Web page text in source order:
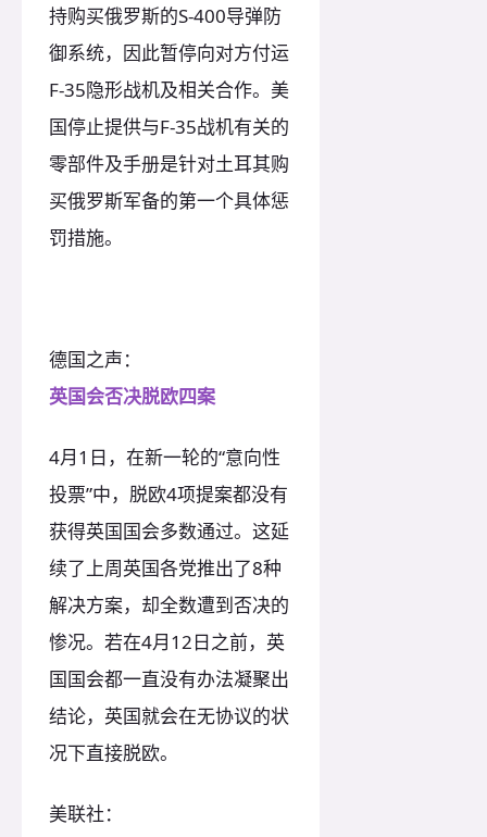
持购买俄罗斯的S-400导弹防
御系统，因此暂停向对方付运
F-35隐形战机及相关合作。美
国停止提供与F-35战机有关的
零部件及手册是针对土耳其购
买俄罗斯军备的第一个具体惩
罚措施。
德国之声：
英国会否决脱欧四案
4月1日，在新一轮的“意向性
投票”中，脱欧4项提案都没有
获得英国国会多数通过。这延
续了上周英国各党推出了8种
解决方案，却全数遭到否决的
惨况。若在4月12日之前，英
国国会都一直没有办法凝聚出
结论，英国就会在无协议的状
况下直接脱欧。
美联社：